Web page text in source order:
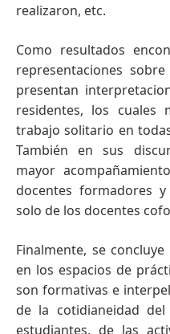
realizaron, etc.
Como resultados
representaciones
presentan
residentes, los cuales
trabajo solitario en
También en sus
mayor
docentes formadores
solo de los docentes
Finalmente, se
en los espacios de
son formativas e
de la cotidianeidad
estudiantes, de las